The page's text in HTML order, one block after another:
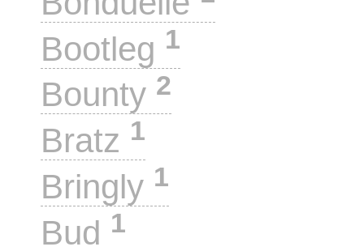
Bootleg 1
Bounty 2
Bratz 1
Bringly 1
Bud 1